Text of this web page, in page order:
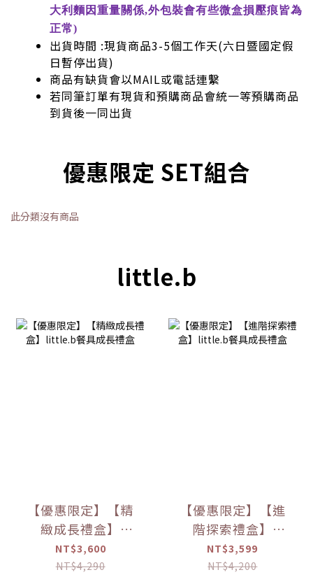
大利麵因重量關係,外包裝會有些微盒損壓痕皆為
正常)
出貨時間 :現貨商品3-5個工作天(六日暨國定假
日暫停出貨)
商品有缺貨會以MAIL或電話連繫
若同筆訂單有現貨和預購商品會統一等預購商品
到貨後一同出貨
優惠限定 SET組合
此分類沒有商品
little.b
【優惠限定】【精
緻成長禮盒】
little.b餐具成長禮
盒
NT$3,600
NT$4,290
【優惠限定】【進
階探索禮盒】
little.b餐具成長禮
盒
NT$3,599
NT$4,200